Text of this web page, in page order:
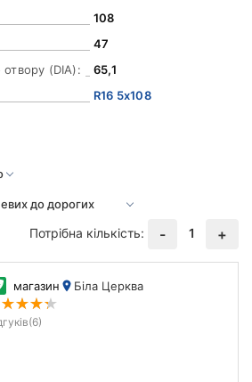
108
47
(DIA):
65,1
R16 5x108
Потрібна кількість:
- 1 +
магазин Біла Церква
(6)